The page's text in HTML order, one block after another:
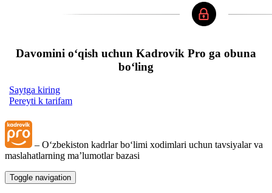
Davomini oʻqish uchun Kadrovik Pro ga obuna
boʻling
Saytga kiring
Pereyti k tarifam
– Oʻzbekiston kadrlar boʻlimi хodimlari uchun tavsiyalar va
maslahatlarning ma’lumotlar bazasi
Toggle navigation